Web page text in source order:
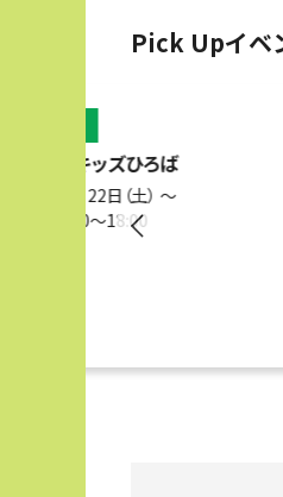
Pick Upイベ
わくわくキッズひろば
2026年8月22日（土） 〜
時間：10:00～18:00